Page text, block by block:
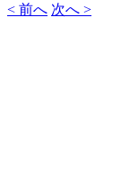
< 前へ 次へ >